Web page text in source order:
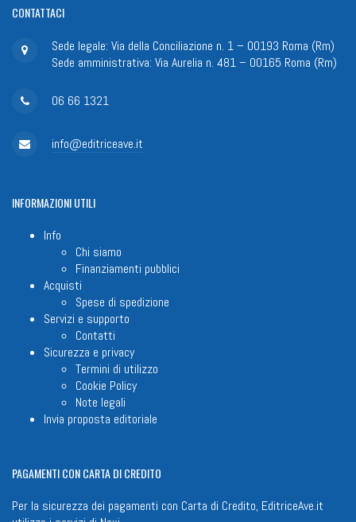
CONTATTACI
Sede legale: Via della Conciliazione n. 1 – 00193 Roma (Rm)
Sede amministrativa: Via Aurelia n. 481 – 00165 Roma (Rm)
06 66 1321
info@editriceave.it
INFORMAZIONIUTILI
Info
Chi siamo
Finanziamenti pubblici
Acquisti
Spese di spedizione
Servizi e supporto
Contatti
Sicurezza e privacy
Termini di utilizzo
Cookie Policy
Note legali
Invia proposta editoriale
PAGAMENTICON CARTA DI CREDITO
Per la sicurezza dei pagamenti con Carta di Credito, EditriceAve.it